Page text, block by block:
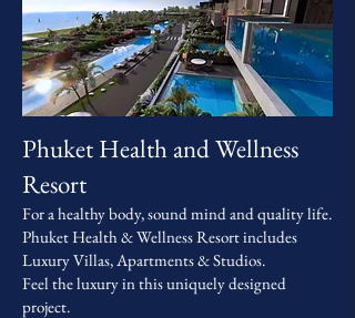
Phuket Health and Wellness
Resort
For a healthy body, sound mind and quality life.
Phuket Health & Wellness Resort includes
Luxury Villas, Apartments & Studios.
Feel the luxury in this uniquely designed
project.